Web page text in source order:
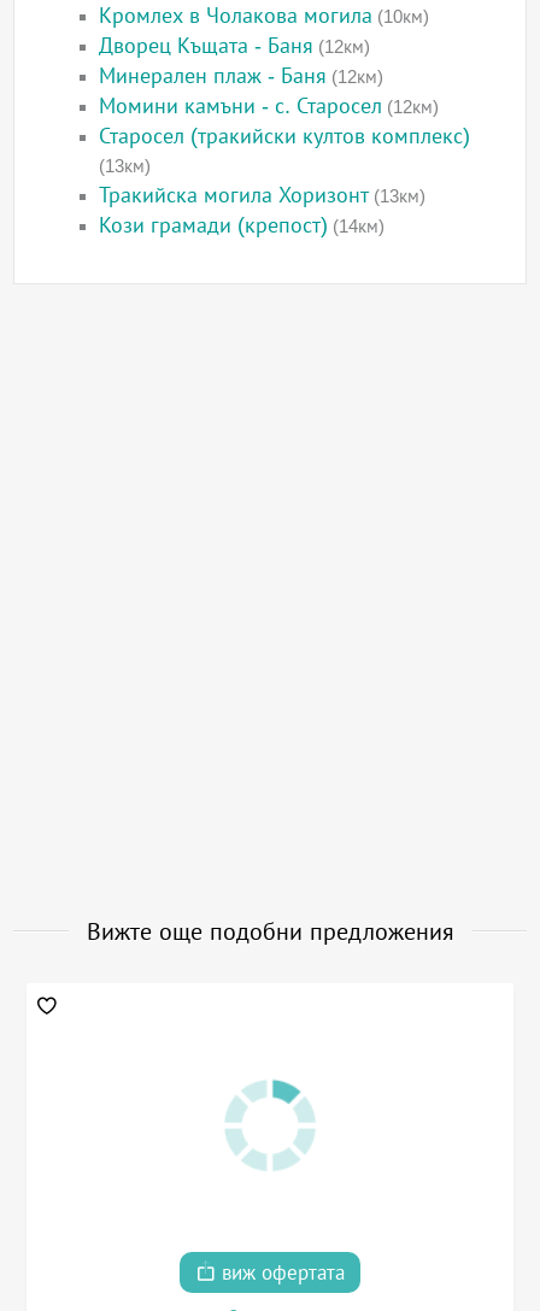
Кромлех в Чолакова могила (10км)
Дворец Къщата - Баня (12км)
Минерален плаж - Баня (12км)
Момини камъни - с. Старосел (12км)
Старосел (тракийски култов комплекс)
(13км)
Тракийска могила Хоризонт(13км)
Кози грамади (крепост) (14км)
Вижте още подобни предложения
виж офертата